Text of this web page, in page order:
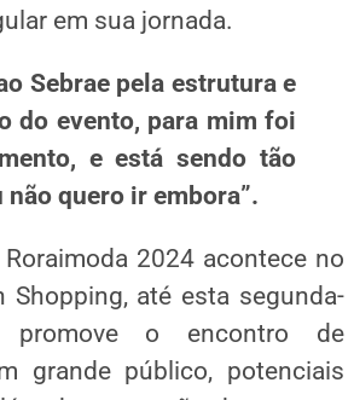
em sua jornada.
Sebrae pela estrutura e
do evento, para mim foi
e está sendo tão
não quero ir embora”.
2024 acontece no
Shopping, até esta segunda-
o encontro de
grande público, potenciais